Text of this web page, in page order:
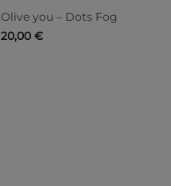
Olive you – Dots Fog
20,00 €